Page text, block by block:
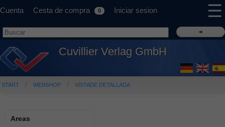
Cuenta Cesta de compra 0 Iniciar sesion ☰
Cuvillier Verlag GmbH
START WEBSHOP VISTADE DETALLADA
Areas